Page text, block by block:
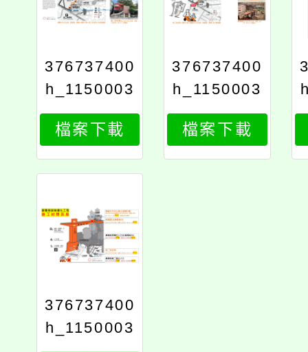
376737400
h_1150003
199_attach
4
檔案下載
376737400
h_1150003
199_attach
3
檔案下載
376737400
h_1150003